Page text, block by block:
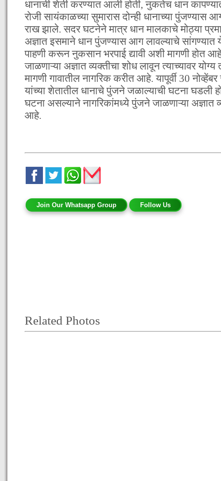
धानाची शेती करण्यात आली होती, नुकतेच धान
रोजी सायंकाळच्या सुमारास दोन्ही धानाच्या पुंजण्यास
राख झाले. सदर घटनेने मात्र धान मालकाचे मोठ्या
अज्ञात इसमाने धान पुंजण्यास आग लावल्याचे सांगण्यात
पाहणी करून नुकसान भरपाई द्यावी अशी मागणी होत
जाळणाऱ्या अज्ञात व्यक्तीचा शोध लावून त्याच्यावर योग्य
मागणी गावातील नागरिक करीत आहे. यापूर्वी 30
यांच्या शेतातील धानाचे पुंजने जळाल्याची घटना घडली
घटना असल्याने नागरिकांमध्ये पुंजने जाळणाऱ्या अज्ञात
आहे.
Join Our Whatsapp Group Follow Us
Related Photos